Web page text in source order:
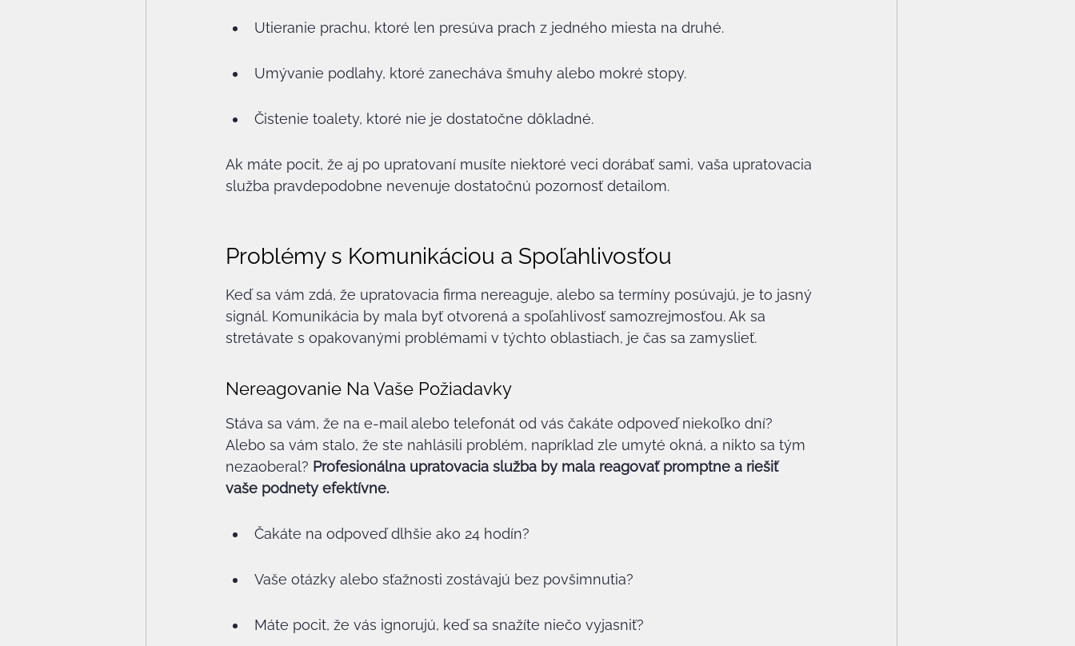
Utieranie prachu, ktoré len presúva prach z jedného miesta na druhé.
Umývanie podlahy, ktoré zanecháva šmuhy alebo mokré stopy.
Čistenie toalety, ktoré nie je dostatočne dôkladné.
Ak máte pocit, že aj po upratovaní musíte niektoré veci dorábať sami, vaša upratovacia
služba pravdepodobne nevenuje dostatočnú pozornosť detailom.
Problémy s Komunikáciou a Spoľahlivosťou
Keď sa vám zdá, že upratovacia firma nereaguje, alebo sa termíny posúvajú, je to jasný
signál. Komunikácia by mala byť otvorená a spoľahlivosť samozrejmosťou. Ak sa
stretávate s opakovanými problémami v týchto oblastiach, je čas sa zamyslieť.
Nereagovanie Na Vaše Požiadavky
Stáva sa vám, že na e-mail alebo telefonát od vás čakáte odpoveď niekoľko dní?
Alebo sa vám stalo, že ste nahlásili problém, napríklad zle umyté okná, a nikto sa tým
nezaoberal? Profesionálna upratovacia služba by mala reagovať promptne a riešiť
vaše podnety efektívne.
Čakáte na odpoveď dlhšie ako 24 hodín?
Vaše otázky alebo sťažnosti zostávajú bez povšimnutia?
Máte pocit, že vás ignorujú, keď sa snažíte niečo vyjasniť?